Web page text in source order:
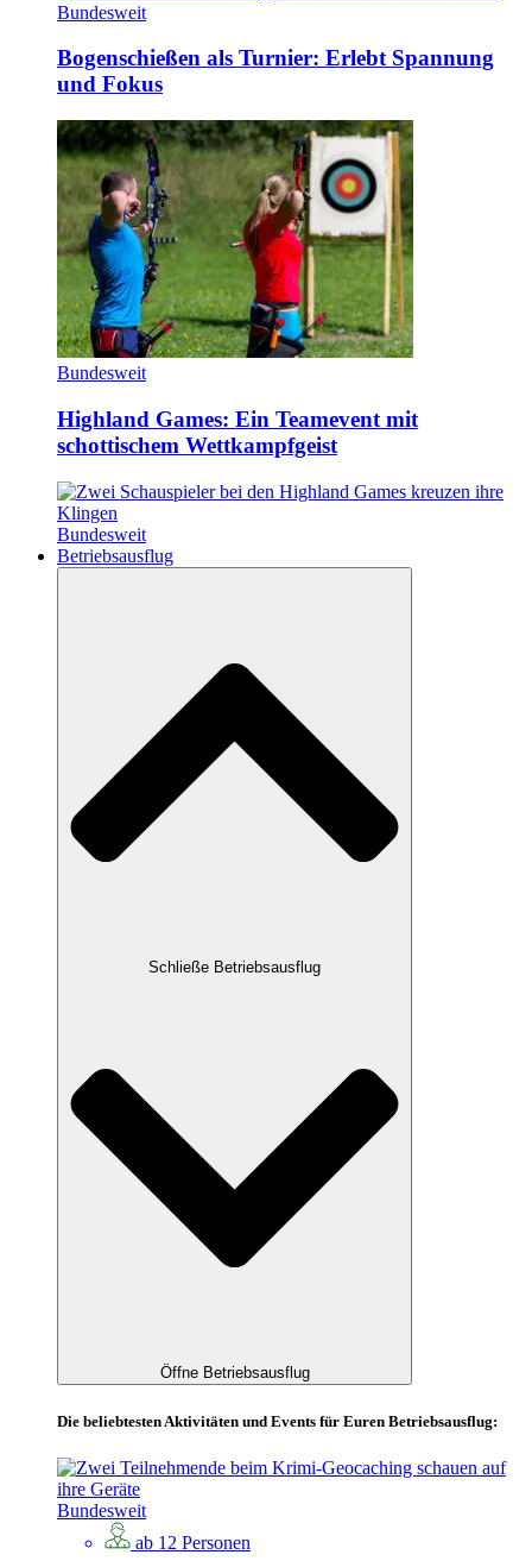
Bundesweit
Bogenschießen als Turnier: Erlebt Spannung
und Fokus
Bundesweit
Highland Games: Ein Teamevent mit
schottischem Wettkampfgeist
Bundesweit
Betriebsausflug
Schließe Betriebsausflug
Öffne Betriebsausflug
Die beliebtesten Aktivitäten und Events für Euren Betriebsausflug:
Bundesweit
ab 12 Personen